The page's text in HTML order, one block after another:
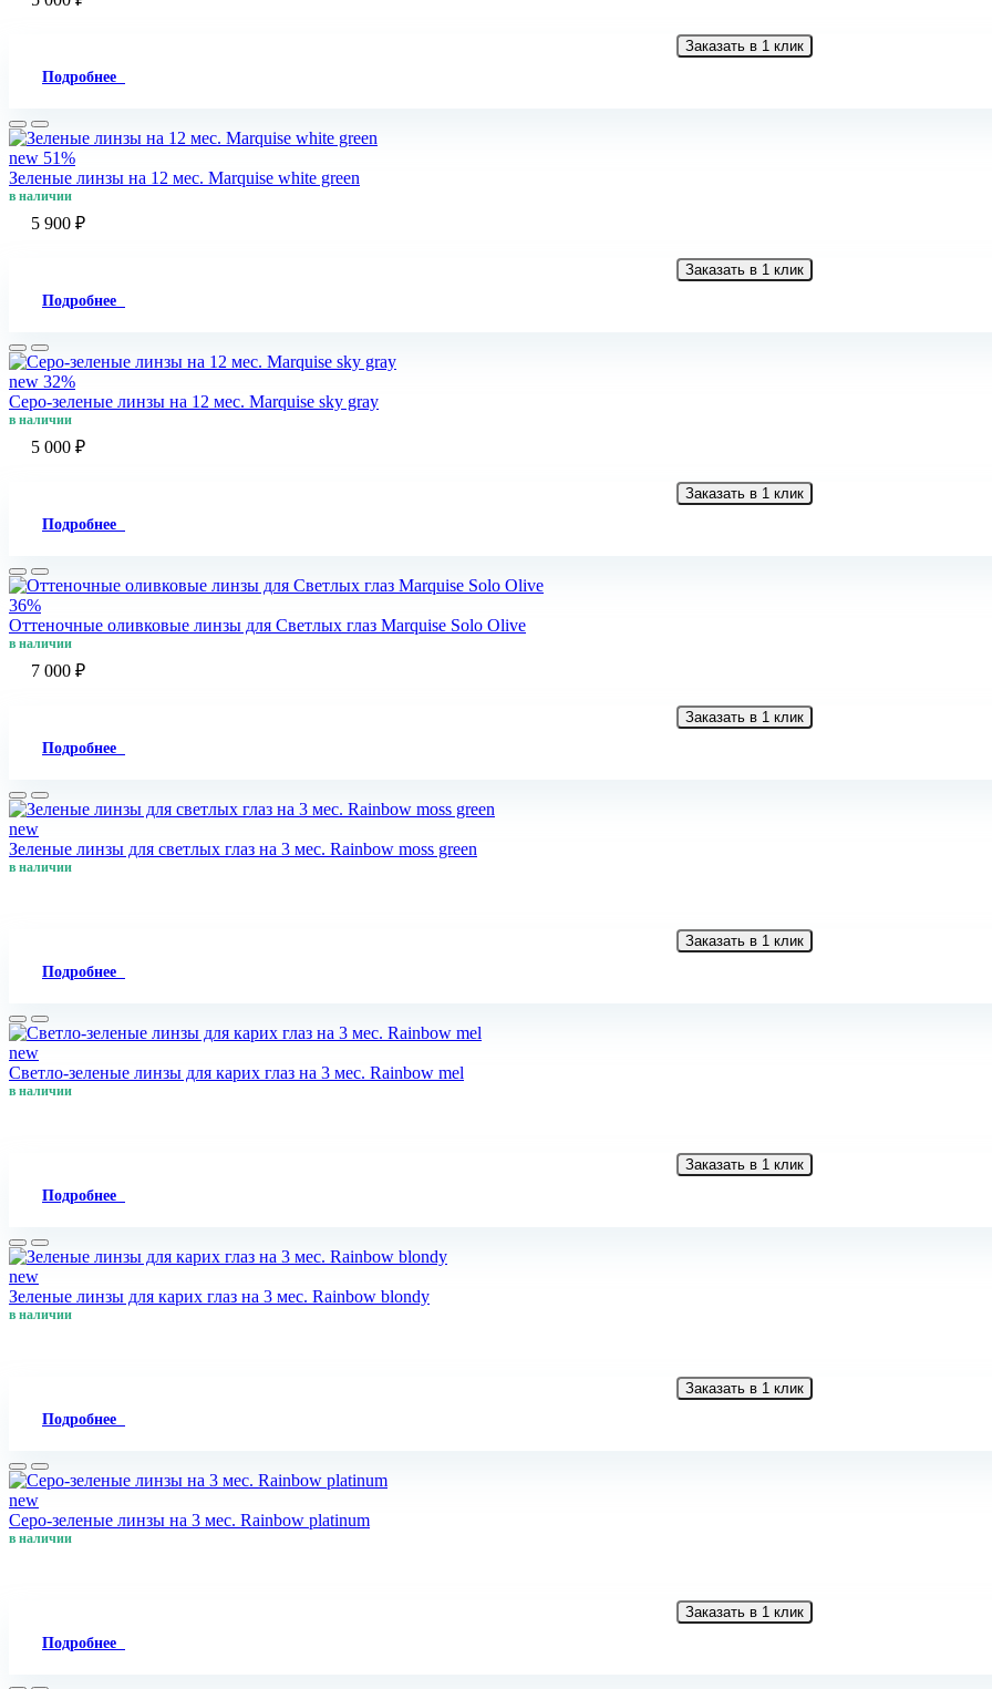
Заказать в 1 клик
Подробнее
new 51%
Зеленые линзы на 12 мес. Marquise white green
в наличии
5 900 ₽
Заказать в 1 клик
Подробнее
new 32%
Серо-зеленые линзы на 12 мес. Marquise sky gray
в наличии
5 000 ₽
Заказать в 1 клик
Подробнее
36%
Оттеночные оливковые линзы для Светлых глаз Marquise Solo Olive
в наличии
7 000 ₽
Заказать в 1 клик
Подробнее
new
Зеленые линзы для светлых глаз на 3 мес. Rainbow moss green
в наличии
Заказать в 1 клик
Подробнее
new
Светло-зеленые линзы для карих глаз на 3 мес. Rainbow mel
в наличии
Заказать в 1 клик
Подробнее
new
Зеленые линзы для карих глаз на 3 мес. Rainbow blondy
в наличии
Заказать в 1 клик
Подробнее
new
Серо-зеленые линзы на 3 мес. Rainbow platinum
в наличии
Заказать в 1 клик
Подробнее